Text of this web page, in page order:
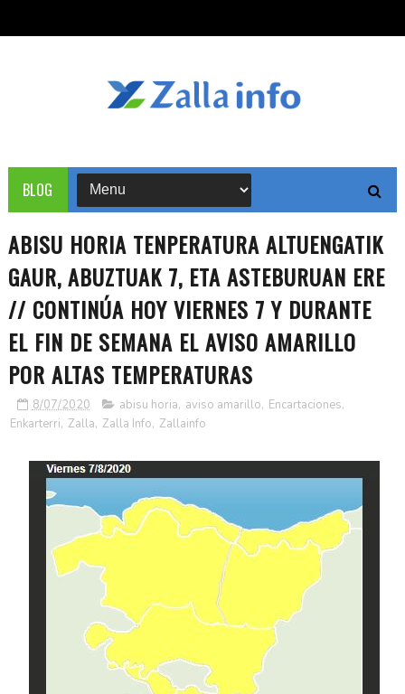
BLOG
ABISU HORIA TENPERATURA ALTUENGATIK
GAUR, ABUZTUAK 7, ETA ASTEBURUAN ERE
// CONTINÚA HOY VIERNES 7 Y DURANTE
EL FIN DE SEMANA EL AVISO AMARILLO
POR ALTAS TEMPERATURAS
8/07/2020 abisu horia, aviso amarillo, Encartaciones,
Enkarterri, Zalla, Zalla Info, Zallainfo